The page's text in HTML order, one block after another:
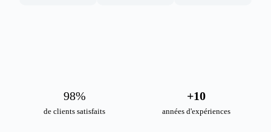
de clients satisfaits
98%
années d'expériences
+10